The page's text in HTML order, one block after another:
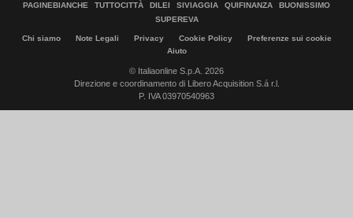
PAGINEBIANCHE
TUTTOCITTÀ DILEI SIVIAGGIA QUIFINANZA
BUONISSIMO
SUPEREVA
Chi siamo Note Legali Privacy Cookie Policy
Preferenze sui cookie
Aiuto
© Italiaonline S.p.A. 2026
Direzione e coordinamento di Libero Acquisition S.á r.l.
P. IVA 03970540963